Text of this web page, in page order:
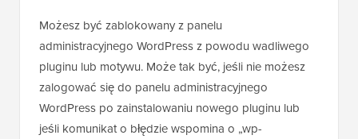
Możesz być zablokowany z panelu
administracyjnego WordPress z powodu wadliwego
pluginu lub motywu. Może tak być, jeśli nie możesz
zalogować się do panelu administracyjnego
WordPress po zainstalowaniu nowego pluginu lub
jeśli komunikat o błędzie wspomina o „wp-